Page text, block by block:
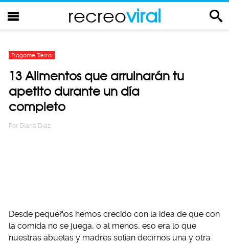
recreoviral
Tragame Tierra
13 Alimentos que arruinarán tu
apetito durante un día
completo
Por Diana Diaz
Desde pequeños hemos crecido con la idea de que con
la comida no se juega, o al menos, eso era lo que
nuestras abuelas y madres solían decirnos una y otra